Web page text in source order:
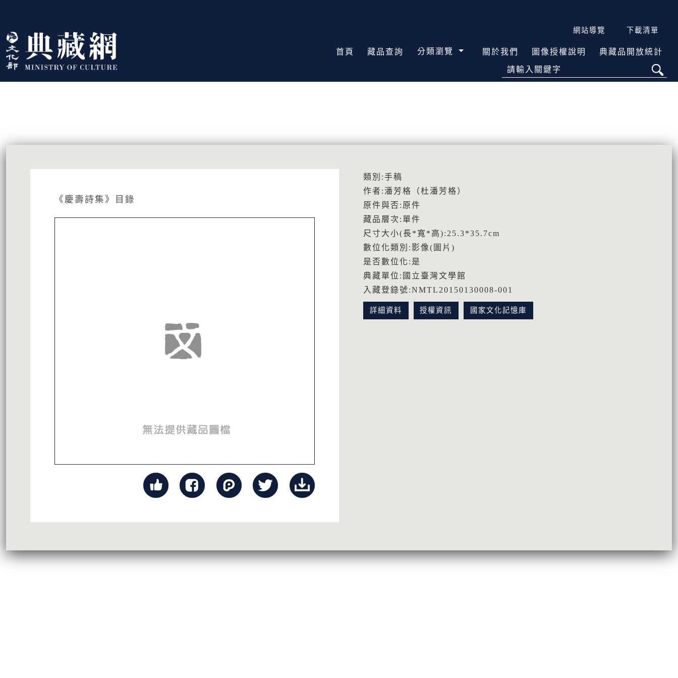
:::
網站導覽 下載清單
首頁 藏品查詢 分類瀏覽 關於我們 圖像授權說明 典藏品開放統計
請輸入關鍵字
《慶壽詩集》目錄
類別:手稿
作者:潘芳格（杜潘芳格）
原件與否:原件
藏品層次:單件
尺寸大小(長*寬*高):25.3*35.7cm
數位化類別:影像(圖片)
是否數位化:是
典藏單位:國立臺灣文學館
入藏登錄號:NMTL20150130008-001
詳細資料 授權資訊 國家文化記憶庫